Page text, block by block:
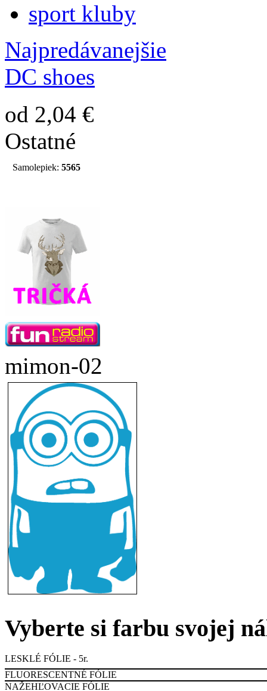
sport kluby
Najpredávanejšie
DC shoes
od 2,04 €
Ostatné
Samolepiek: 5565
mimon-02
Vyberte si farbu svojej
LESKLÉ FÓLIE - 5r.
FLUORESCENTNÉ FÓLIE
NAŽEHĽOVACIE FÓLIE